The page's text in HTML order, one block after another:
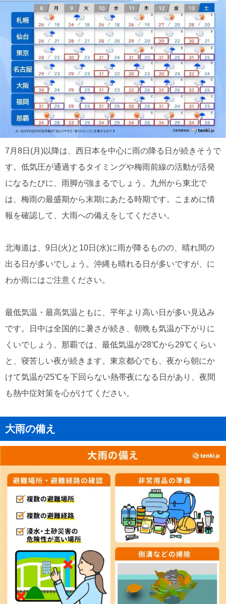
7月8日(月)以降は、西日本を中心に雨の降る日が続きそうで
す。低気圧が通過するタイミングや梅雨前線の活動が活発
になるたびに、雨脚が強まるでしょう。九州から東北で
は、梅雨の最盛期から末期にあたる時期です。こまめに情
報を確認して、大雨への備えをしてください。
北海道は、9日(火)と10日(水)に雨が降るものの、晴れ間の
出る日が多いでしょう。沖縄も晴れる日が多いですが、に
わか雨にはご注意ください。
最低気温・最高気温ともに、平年より高い日が多い見込み
です。日中は全国的に暑さが続き、朝晩も気温が下がりに
くいでしょう。那覇では、最低気温が28℃から29℃くらい
と、寝苦しい夜が続きます。東京都心でも、夜から朝にか
けて気温が25℃を下回らない熱帯夜になる日があり、夜間
も熱中症対策を心がけてください。
大雨の備え